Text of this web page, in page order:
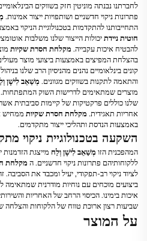
לחברתנו נבנתה מוניטין חזק בשווקים
פתרונות ניקוי חדשניים ושותפויות ייצור אמינות.
התחייבותנו להתקדמות בטכנולוגיית הניקוי
חוטית ניידתיכולות הייצור שלנו משלבות
להבטיח איכות עקבייה. מקלחת חסרת שקיות
בהצלחת המפיצים באמצעות ביצועי מוצר
קונים בינלאומיים נהנים מהניסיון הרב שלנו
והתאמה לתקנות בשווקים מגוונים. מְשַׁאֵב לִישָׁן
מוצרים שמתאימים לדרישות השוק המתפתחות.
שלנו כוללים פרקטיקות של קיימות סביבתית
אחריות תאגידית. מקלחת חסרת שקיות ממחיש
באמצעות הנדסת ותהליכי ייצור מתקדמים.
השקעה בטכנולוגיית ניקוי
המהפכנית הזו מְשַׁאֵב לִישָׁן וְלַח מייצגת הזדמנות
ללקוחותיהם פתרונות ניקוי חדשניים. ה מקלחת
לציוד ניקוי רב-תפקודי, יעיל ומכבד את הסביבה.
ביצועים מוכחים עם נוחיות מודרנית שמתאימה
איכות בימינו. הכיסוי הרחב של האחריות
שביעות רצון ארוכת טווח של הלקוחות והצלחה
על המוצר